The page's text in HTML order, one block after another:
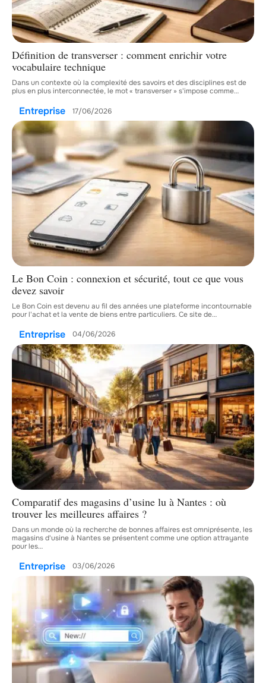
Définition de transverser : comment enrichir votre
vocabulaire technique
Dans un contexte où la complexité des savoirs et des disciplines est de
plus en plus interconnectée, le mot « transverser » s'impose comme…
Entreprise 17/06/2026
Le Bon Coin : connexion et sécurité, tout ce que vous
devez savoir
Le Bon Coin est devenu au fil des années une plateforme incontournable
pour l'achat et la vente de biens entre particuliers. Ce site de…
Entreprise 04/06/2026
Comparatif des magasins d’usine lu à Nantes : où
trouver les meilleures affaires ?
Dans un monde où la recherche de bonnes affaires est omniprésente, les
magasins d'usine à Nantes se présentent comme une option attrayante
pour les…
Entreprise 03/06/2026